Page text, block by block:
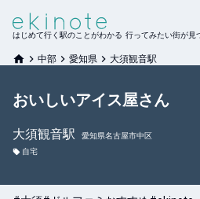
はじめて行く駅のことがわかる 行ってみたい街が見
中部 愛知県 大須観音駅
おいしいアイス屋さん
大須観音駅
愛知県名古屋市中区
自宅